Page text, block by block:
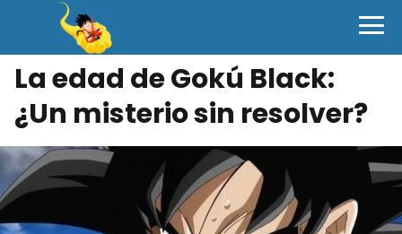
La edad de Gokú Black:
¿Un misterio sin resolver?